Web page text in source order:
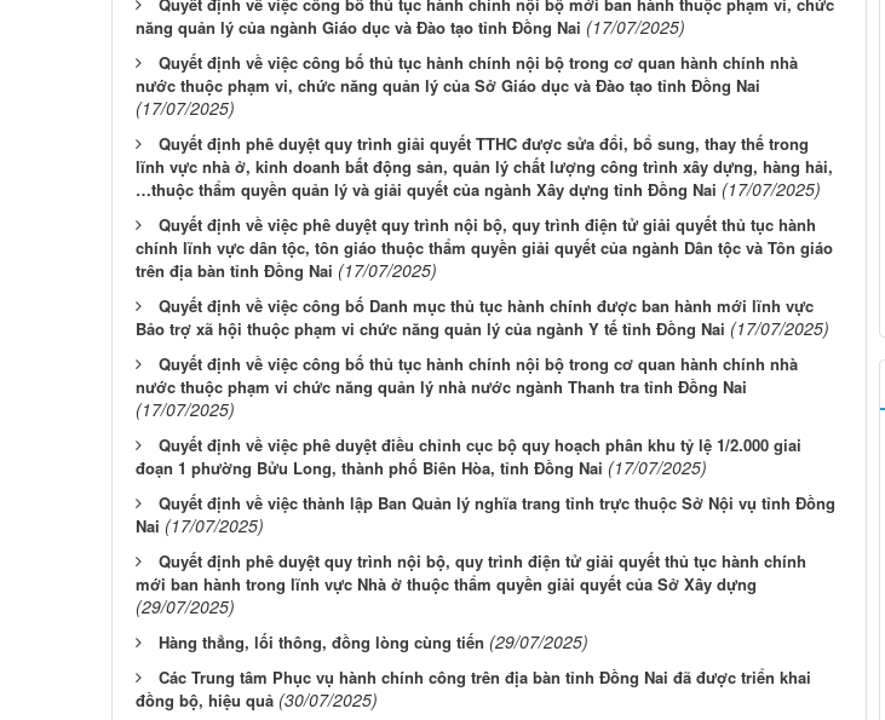
năng quản lý của ngành Giáo dục và Đào tạo tỉnh Đồng Nai (17/07/2025)
Quyết định về việc công bố thủ tục hành chính nội bộ trong cơ quan hành chính nhà
nước thuộc phạm vi, chức năng quản lý của Sở Giáo dục và Đào tạo tỉnh Đồng Nai
(17/07/2025)
Quyết định phê duyệt quy trình giải quyết TTHC được sửa đổi, bổ sung, thay thế trong
lĩnh vực nhà ở, kinh doanh bất động sản, quản lý chất lượng công trình xây dựng, hàng hải,
…thuộc thẩm quyền quản lý và giải quyết của ngành Xây dựng tỉnh Đồng Nai (17/07/2025)
Quyết định về việc phê duyệt quy trình nội bộ, quy trình điện tử giải quyết thủ tục hành
chính lĩnh vực dân tộc, tôn giáo thuộc thẩm quyền giải quyết của ngành Dân tộc và Tôn giáo
trên địa bàn tỉnh Đồng Nai (17/07/2025)
Quyết định về việc công bố Danh mục thủ tục hành chính được ban hành mới lĩnh vực
Bảo trợ xã hội thuộc phạm vi chức năng quản lý của ngành Y tế tỉnh Đồng Nai (17/07/2025)
Quyết định về việc công bố thủ tục hành chính nội bộ trong cơ quan hành chính nhà
nước thuộc phạm vi chức năng quản lý nhà nước ngành Thanh tra tỉnh Đồng Nai
(17/07/2025)
Quyết định về việc phê duyệt điều chỉnh cục bộ quy hoạch phân khu tỷ lệ 1/2.000 giai
đoạn 1 phường Bửu Long, thành phố Biên Hòa, tỉnh Đồng Nai (17/07/2025)
Quyết định về việc thành lập Ban Quản lý nghĩa trang tỉnh trực thuộc Sở Nội vụ tỉnh Đồng
Nai (17/07/2025)
Quyết định phê duyệt quy trình nội bộ, quy trình điện tử giải quyết thủ tục hành chính
mới ban hành trong lĩnh vực Nhà ở thuộc thẩm quyền giải quyết của Sở Xây dựng
(29/07/2025)
Hàng thẳng, lối thông, đồng lòng cùng tiến (29/07/2025)
Các Trung tâm Phục vụ hành chính công trên địa bàn tỉnh Đồng Nai đã được triển khai
đồng bộ, hiệu quả (30/07/2025)